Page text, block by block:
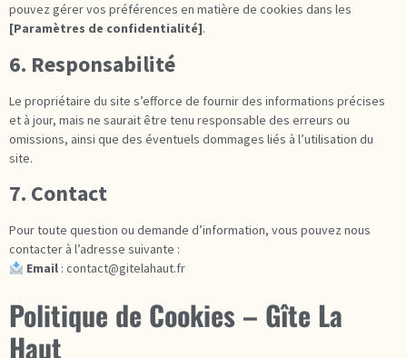
pouvez gérer vos préférences en matière de cookies dans les
[Paramètres de confidentialité].
6. Responsabilité
Le propriétaire du site s’efforce de fournir des informations précises
et à jour, mais ne saurait être tenu responsable des erreurs ou
omissions, ainsi que des éventuels dommages liés à l’utilisation du
site.
7. Contact
Pour toute question ou demande d’information, vous pouvez nous
contacter à l’adresse suivante :
Email: contact@gitelahaut.fr
Politique de Cookies – Gîte La
Haut